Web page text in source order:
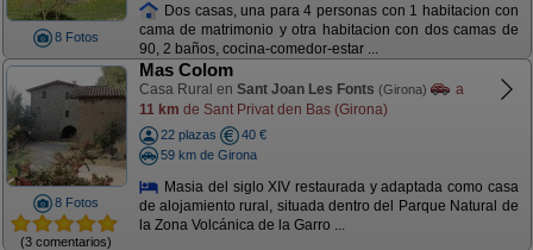
8 Fotos
Dos casas, una para 4 personas con 1 habitacion con
cama de matrimonio y otra habitacion con dos camas de
90, 2 baños, cocina-comedor-estar ...
8 Fotos
(3 comentarios)
Mas Colom
Casa Rural en Sant Joan Les Fonts (Girona)
a
11 km de Sant Privat den Bas (Girona)
22 plazas
40 €
59 km de Girona
Masia del siglo XIV restaurada y adaptada como casa
de alojamiento rural, situada dentro del Parque Natural de
la Zona Volcánica de la Garro ...